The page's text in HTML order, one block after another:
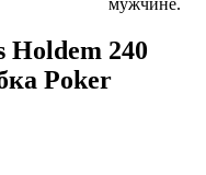
мужчине.
Holdem 240
Poker